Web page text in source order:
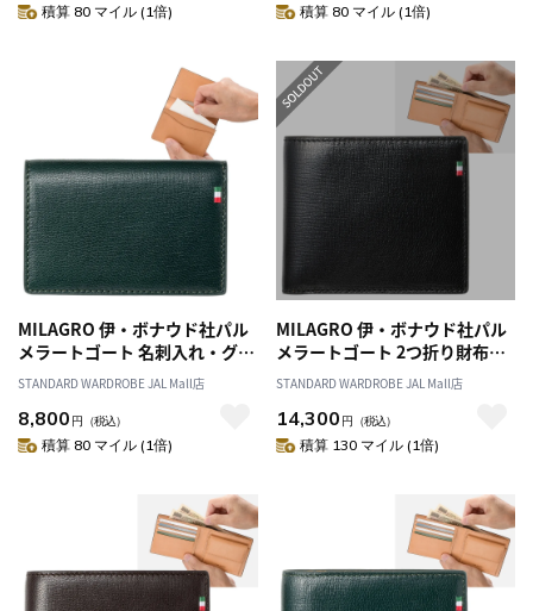
積算 80 マイル (1倍) 積算 80 マイル (1倍)
MILAGRO 伊・ボナウド社パル
メラートゴート 名刺入れ・グリ
ーン
STANDARD WARDROBE JAL Mall店
8,800 円 （税込）
積算 80 マイル (1倍)
MILAGRO 伊・ボナウド社パル
メラートゴート 2つ折り財布・
ブラック
STANDARD WARDROBE JAL Mall店
14,300 円 （税込）
積算 130 マイル (1倍)